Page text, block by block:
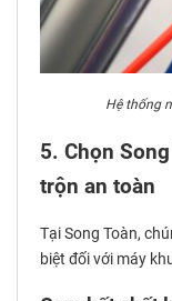
Hệ thống
5. Chọn
trộn an toàn
Tại Song Toàn,
biệt đối với máy